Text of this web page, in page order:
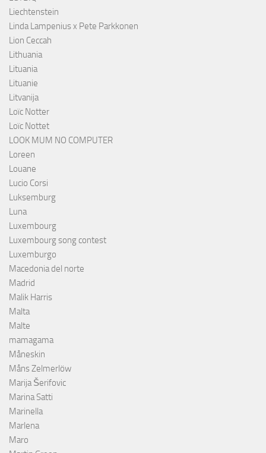
Liechtenstein
Linda Lampenius x Pete Parkkonen
Lion Ceccah
Lithuania
Lituania
Lituanie
Litvanija
Loïc Notter
Loïc Nottet
LOOK MUM NO COMPUTER
Loreen
Louane
Lucio Corsi
Luksemburg
Luna
Luxembourg
Luxembourg song contest
Luxemburgo
Macedonia del norte
Madrid
Malik Harris
Malta
Malte
mamagama
Måneskin
Måns Zelmerlöw
Marija Šerifovic
Marina Satti
Marinella
Marlena
Maro